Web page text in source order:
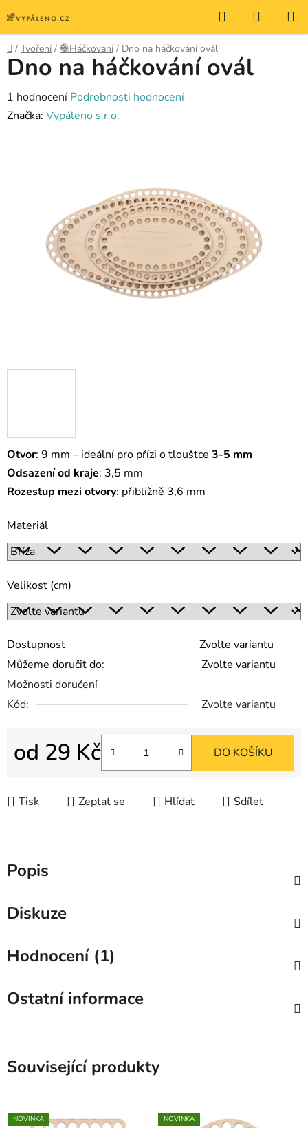
na
obsah
Hledat
KOŠÍK
Domů
/ Tvoření / 🧶Háčkovaní / Dno na háčkování ovál
Otvor: 9 mm – ideální pro přízi o tloušťce 3-5 mm
Odsazení od kraje: 3,5 mm
Rozestup mezi otvory: přibližně 3,6 mm
Materiál
Velikost (cm)
Dostupnost
Zvolte variantu
Můžeme doručit do:
Zvolte variantu
Možnosti doručení
Kód:
Zvolte variantu
od 29 Kč DO KOŠÍKU
Tisk Zeptat se Hlídat Sdílet
Dno na háčkování ovál
Průměrné
hodnocení
hvězdiček.
1 hodnocení Podrobnosti hodnocení
Značka: Vypáleno s.r.o.
Popis
Diskuze
Hodnocení (1)
Ostatní informace
Související produkty
NOVINKA
NOVINKA